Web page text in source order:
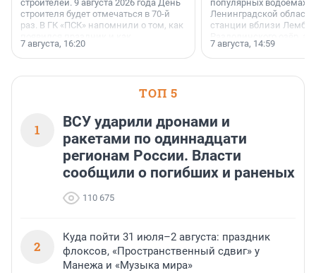
строителей. 9 августа 2026 года День
строителя будет отмечаться в 70-й
раз. В ГК «ПСК» напомнили о том, как
поменялась роль строительства.
7 августа, 16:20
популярных водоёмах
Ленинградской
станции вблизи
недалеко от Большого
водопада.
7 августа, 14:59
ТОП 5
1
ВСУ ударили дронами и
ракетами по одиннадцати
регионам России. Власти
сообщили о погибших и раненых
110 675
2
Куда пойти 31 июля–2 августа: праздник
флоксов, «Пространственный сдвиг» у
Манежа и «Музыка мира»